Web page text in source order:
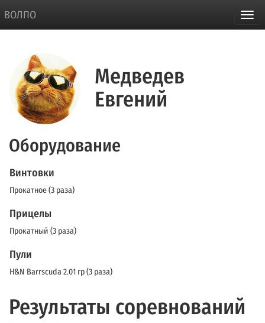
ВОЛПО
Медведев
Евгений
Оборудование
Винтовки
Прокатное (3 раза)
Прицелы
Прокатный (3 раза)
Пули
H&N Barrscuda 2.01 гр (3 раза)
Результаты соревнований